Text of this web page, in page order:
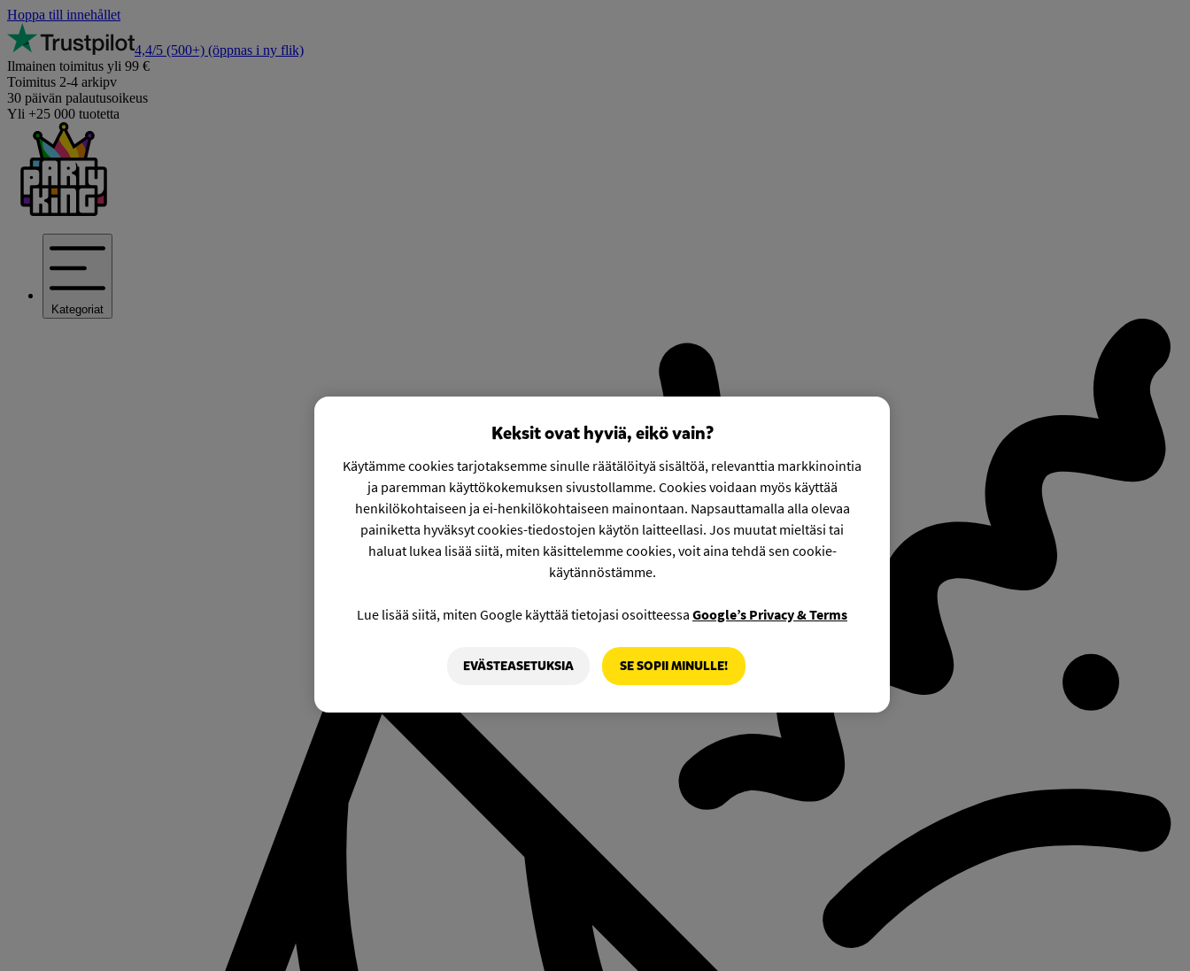
Hoppa till innehållet
4,4/5 (500+) (öppnas i ny flik)
Ilmainen toimitus yli 99 €
Toimitus 2-4 arkipv
30 päivän palautusoikeus
Yli +25 000 tuotetta
Kategoriat
Keksit ovat hyviä, eikö vain?
Käytämme cookies tarjotaksemme sinulle räätälöityä sisältöä, relevanttia markkinointia
ja paremman käyttökokemuksen sivustollamme. Cookies voidaan myös käyttää
henkilökohtaiseen ja ei-henkilökohtaiseen mainontaan. Napsauttamalla alla olevaa
painiketta hyväksyt cookies-tiedostojen käytön laitteellasi. Jos muutat mieltäsi tai
haluat lukea lisää siitä, miten käsittelemme cookies, voit aina tehdä sen cookie-
käytännöstämme.
Lue lisää siitä, miten Google käyttää tietojasi osoitteessa Google’s Privacy & Terms
EVÄSTEASETUKSIA SE SOPII MINULLE!